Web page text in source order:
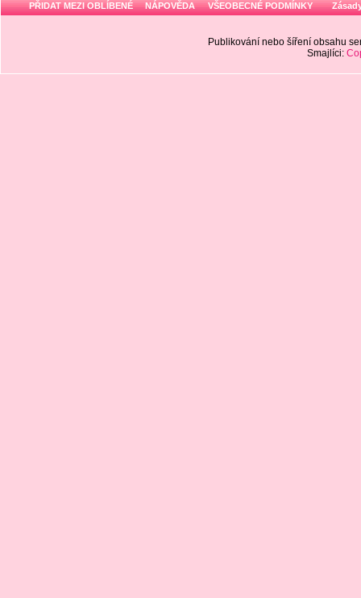
PŘIDAT MEZI OBLÍBENÉ NÁPOVĚDA VŠEOBECNÉ PODMÍNKY
Publikování nebo šíření obsahu
Smajlíci: